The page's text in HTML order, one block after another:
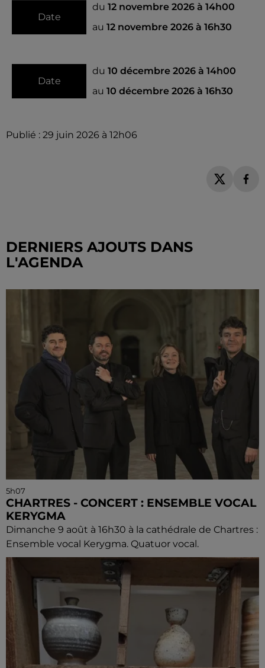
Date
du 12 novembre 2026 à 14h00
au 12 novembre 2026 à 16h30
Date
du 10 décembre 2026 à 14h00
au 10 décembre 2026 à 16h30
Publié : 29 juin 2026 à 12h06
DERNIERS AJOUTS DANS
L'AGENDA
5h07
CHARTRES - CONCERT : ENSEMBLE VOCAL
KERYGMA
Dimanche 9 août à 16h30 à la cathédrale de Chartres :
Ensemble vocal Kerygma. Quatuor vocal.